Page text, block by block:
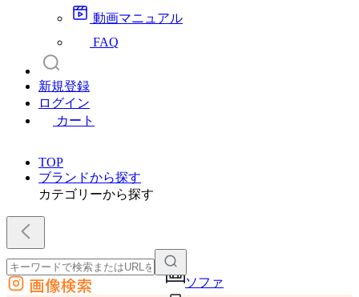
動画マニュアル
FAQ
新規登録
ログイン
カート
TOP
ブランドから探す
カテゴリーから探す
ソファ
外部サイトの商品をカートに追加
画像検索